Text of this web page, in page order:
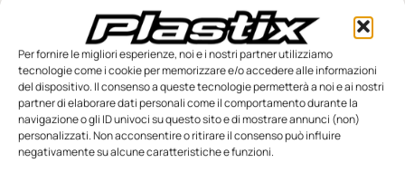
Per fornire le migliori esperienze, noi e i nostri partner utilizziamo
tecnologie come i cookie per memorizzare e/o accedere alle informazioni
del dispositivo. Il consenso a queste tecnologie permetterà a noi e ai nostri
partner di elaborare dati personali come il comportamento durante la
navigazione o gli ID univoci su questo sito e di mostrare annunci (non)
personalizzati. Non acconsentire o ritirare il consenso può influire
negativamente su alcune caratteristiche e funzioni.
Una nuova mano robotica passa da una pinza all’altra con
un singolo motore
O-Ring, tecnica e applicazioni
Applicazioni della fluidodinamica computazionale (CFD)
Notizie da Il Progettista Industriale